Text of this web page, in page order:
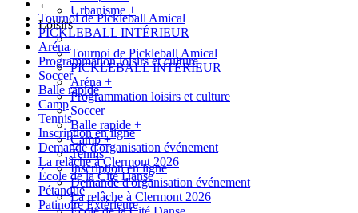
←
Tournoi de Pickleball Amical
PICKLEBALL INTÉRIEUR
Aréna
Programmation loisirs et culture
Soccer
Balle rapide
Camp
Tennis
Inscription en ligne
Demande d'organisation événement
La relâche à Clermont 2026
École de la Cité Danse
Pétanque
Patinoire Extérieure
Urbanisme +
Loisirs
Tournoi de Pickleball Amical
PICKLEBALL INTÉRIEUR
Aréna +
Programmation loisirs et culture
Soccer
Balle rapide +
Camp+
Tennis
Inscription en ligne
Demande d'organisation événement
La relâche à Clermont 2026